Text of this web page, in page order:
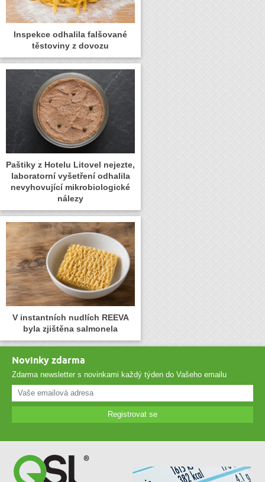
Inspekce odhalila falšované
těstoviny z dovozu
Paštiky z Hotelu Litovel nejezte,
laboratorní vyšetření odhalila
nevyhovující mikrobiologické
nálezy
V instantních nudlích REEVA
byla zjištěna salmonela
Novinky zdarma
Zdarma newsletter s novinkami každý týden do Vašeho emailu
Registrovat se